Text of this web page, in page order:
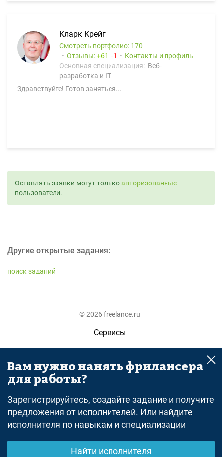
Кларк Крейг
Смотреть портфолио: 170
Отзывы:
61 1
Контакты и профиль
Основная специализация: Веб-
разработка и IT
Здравствуйте! Готов заняться...
Оставлять заявки могут толькоавторизованные
пользователи.
Другие открытые задания:
поиск заданий
© 2026 freelance.ru
Сервисы
Поиск
Оферта
Политика конфиденциальности
Дисклеймер о ЗоЗПП
Вам нужно нанять фрилансера
для работы?
Зарегистрируйтесь, создайте задание и получите
предложения от исполнителей. Или найдите
исполнителя по навыкам и специализации
Найти исполнителя